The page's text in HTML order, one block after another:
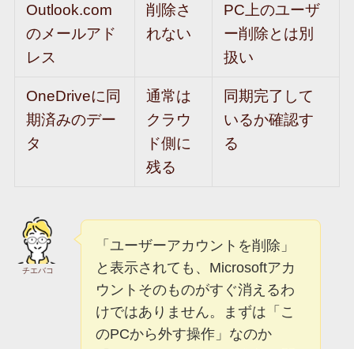
Outlook.com
のメールアド
レス
削除さ
れない
PC上のユーザ
ー削除とは別
扱い
OneDriveに同
期済みのデー
タ
通常は
クラウ
ド側に
残る
同期完了して
いるか確認す
る
チエバコ
「ユーザーアカウントを削除」
と表示されても、Microsoftアカ
ウントそのものがすぐ消えるわ
けではありません。まずは「こ
のPCから外す操作」なのか